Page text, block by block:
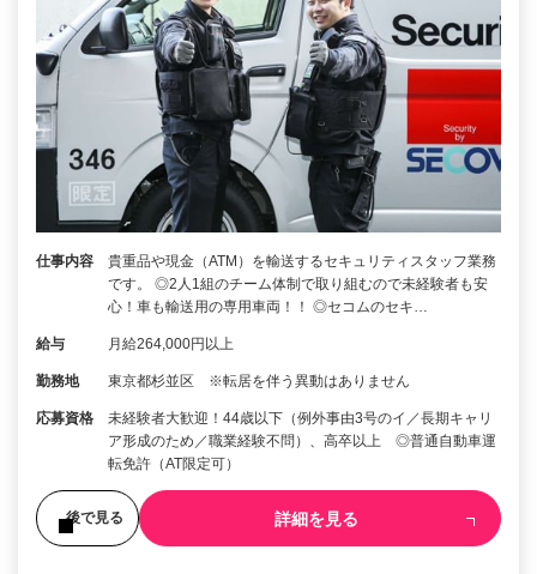
仕事内容
貴重品や現金（ATM）を輸送するセキュリティスタッフ業務
です。 ◎2人1組のチーム体制で取り組むので未経験者も安
心！車も輸送用の専用車両！！ ◎セコムのセキ…
給与 月給264,000円以上
勤務地 東京都杉並区 ※転居を伴う異動はありません
応募資格
未経験者大歓迎！44歳以下（例外事由3号のイ／長期キャリ
ア形成のため／職業経験不問）、高卒以上 ◎普通自動車運
転免許（AT限定可）
後で見る 詳細を見る